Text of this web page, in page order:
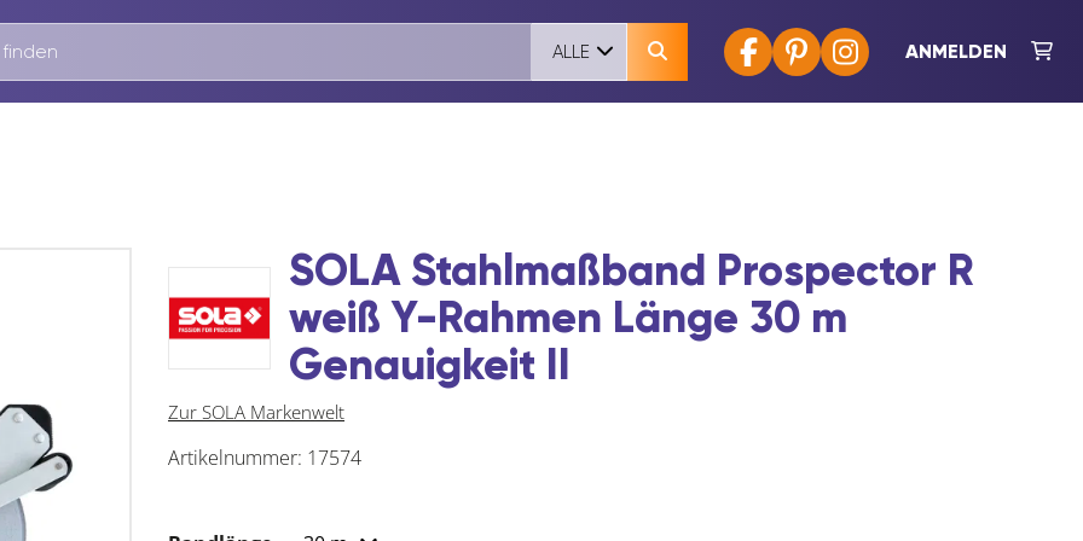
ANMELDEN
ALLE
SOLA Stahlmaßband Prospector R
weiß Y-Rahmen Länge 30 m
Genauigkeit II
Zur SOLA Markenwelt
Artikelnummer: 17574